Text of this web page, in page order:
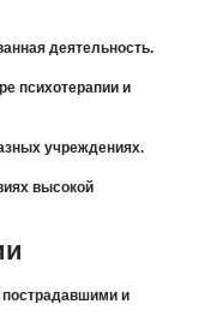
деятельность.
психотерапии и
учреждениях.
высокой
и